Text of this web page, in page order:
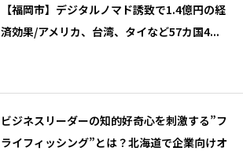
【福岡市】デジタルノマド誘致で1.4億円の経
済効果/アメリカ、台湾、タイなど57カ国4...
ビジネスリーダーの知的好奇心を刺激する”フ
ライフィッシング”とは？北海道で企業向けオ